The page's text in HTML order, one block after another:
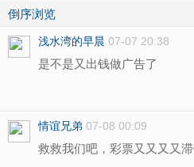
倒序浏览
浅水湾的早晨 07-07 20:38
是不是又出钱做广告了
情谊兄弟 07-08 00:09
救救我们吧，彩票又又又又